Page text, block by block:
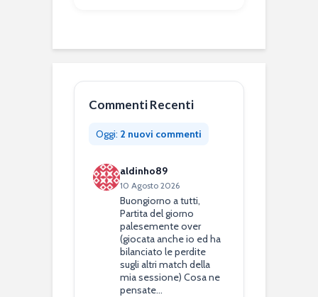
Commenti Recenti
Oggi: 2 nuovi commenti
aldinho89
10 Agosto 2026
Buongiorno a tutti,
Partita del giorno
palesemente over
(giocata anche io ed ha
bilanciato le perdite
sugli altri match della
mia sessione) Cosa ne
pensate…